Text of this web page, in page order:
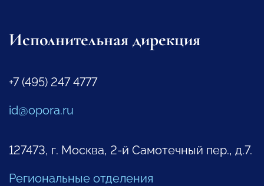
Исполнительная дирекция
+7 (495) 247 4777
id@opora.ru
127473, г. Москва, 2-й Самотечный пер., д.7.
Региональные отделения